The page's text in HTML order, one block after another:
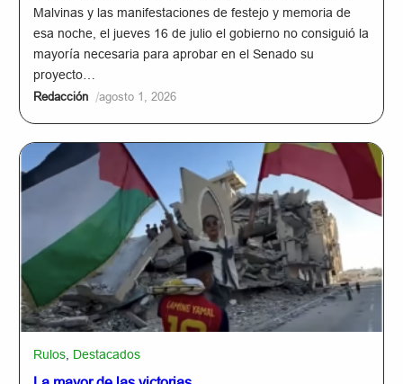
Malvinas y las manifestaciones de festejo y memoria de
esa noche, el jueves 16 de julio el gobierno no consiguió la
mayoría necesaria para aprobar en el Senado su
proyecto…
Redacción /agosto 1, 2026
Rulos Destacados